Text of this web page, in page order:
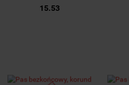
15.53